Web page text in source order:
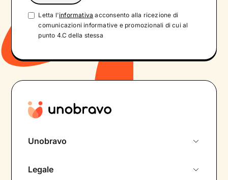
Letta l'informativa acconsento alla ricezione di
comunicazioni informative e promozionali di cui al
punto 4.C della stessa
Unobravo
Legale